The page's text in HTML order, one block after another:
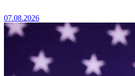
07.08.2026